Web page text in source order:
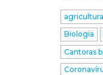
agricultura
Biologia
Cantoras